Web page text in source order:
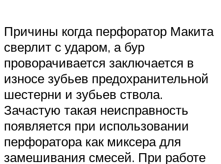
Причины когда перфоратор Макита
сверлит с ударом, а бур
проворачивается заключается в
износе зубьев предохранительной
шестерни и зубьев ствола.
Зачастую такая неисправность
появляется при использовании
перфоратора как миксера для
замешивания смесей. При работе